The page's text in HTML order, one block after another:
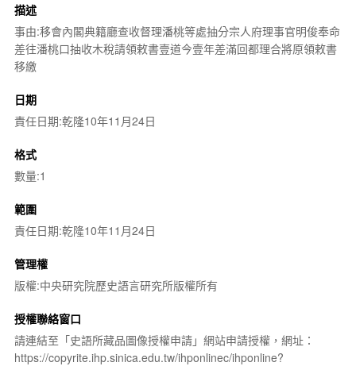
描述
事由:移會內閣典籍廳查收督理潘桃等處抽分宗人府理事官明俊奉命
差往潘桃口抽收木稅請領敕書壹道今壹年差滿回都理合將原領敕書
移繳
日期
責任日期:乾隆10年11月24日
格式
數量:1
範圍
責任日期:乾隆10年11月24日
管理權
版權:中央研究院歷史語言研究所版權所有
授權聯絡窗口
請連結至「史語所藏品圖像授權申請」網站申請授權，網址：
https://copyrite.ihp.sinica.edu.tw/ihponlinec/ihponline?